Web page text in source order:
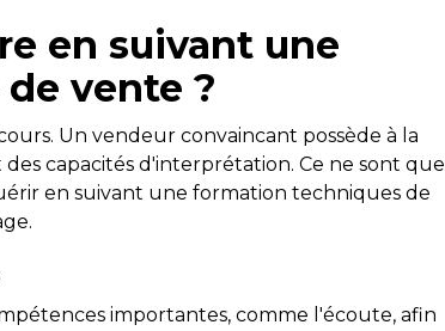
en suivant une
vente ?
Un vendeur convaincant possède à la
capacités d'interprétation. Ce ne sont que
en suivant une formation techniques de
importantes, comme l'écoute, afin